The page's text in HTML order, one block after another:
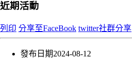
近期活動
列印 分享至FaceBook twitter社群分享
發布日期2024-08-12